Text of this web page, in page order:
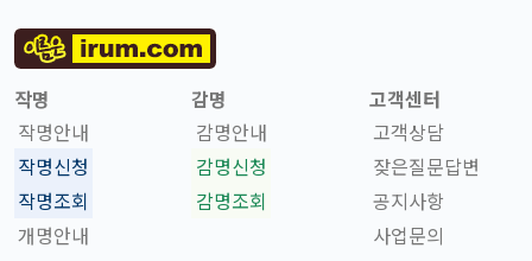
작명
작명안내
작명신청
작명조회
개명안내
감명
감명안내
감명신청
감명조회
고객센터
고객상담
잦은질문답변
공지사항
사업문의